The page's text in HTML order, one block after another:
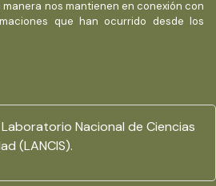
nos mantienen en conexión con
que han ocurrido desde los
Nacional de Ciencias
(LANCIS).